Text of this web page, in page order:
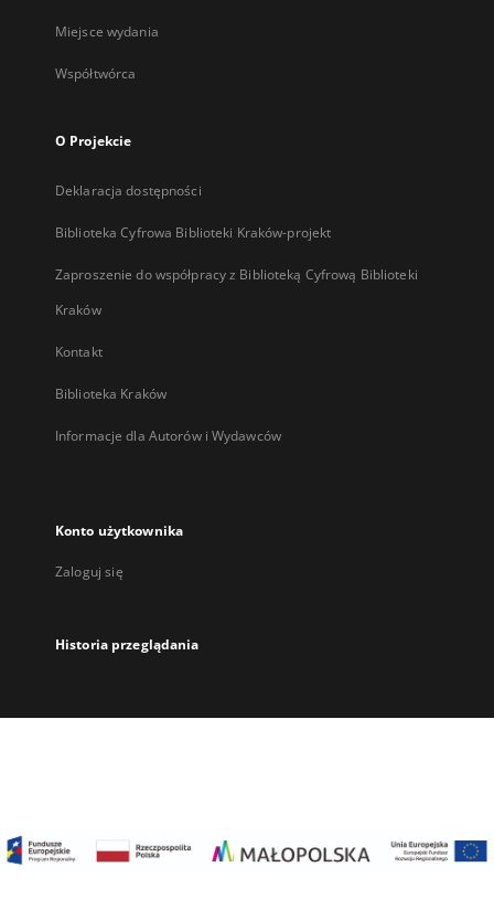
Miejsce wydania
Współtwórca
O Projekcie
Deklaracja dostępności
Biblioteka Cyfrowa Biblioteki Kraków-projekt
Zaproszenie do współpracy z Biblioteką Cyfrową Biblioteki
Kraków
Kontakt
Biblioteka Kraków
Informacje dla Autorów i Wydawców
Konto użytkownika
Zaloguj się
Historia przeglądania